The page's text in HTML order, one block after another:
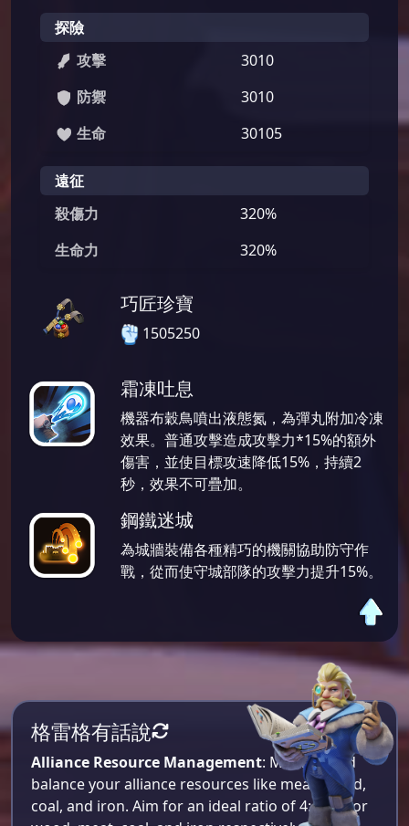
探險
攻擊
3010
防禦
3010
生命
30105
遠征
殺傷力
320%
生命力
320%
巧匠珍寶
1505250
霜凍吐息
機器布穀鳥噴出液態氮，為彈丸附加冷凍
效果。普通攻擊造成攻擊力*15%的額外
傷害，並使目標攻速降低15%，持續2
秒，效果不可疊加。
鋼鐵迷城
為城牆裝備各種精巧的機關協助防守作
戰，從而使守城部隊的攻擊力提升15%。
格雷格有話說
Alliance Resource Management: Monitor and
balance your alliance resources like meat, wood,
coal, and iron. Aim for an ideal ratio of 4:4:2:1 for